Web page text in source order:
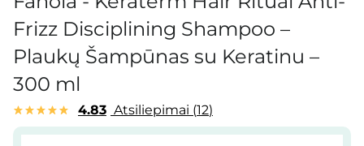
Frizz Disciplining Shampoo –
Plaukų Šampūnas su Keratinu –
300 ml
4.83 Atsiliepimai 12